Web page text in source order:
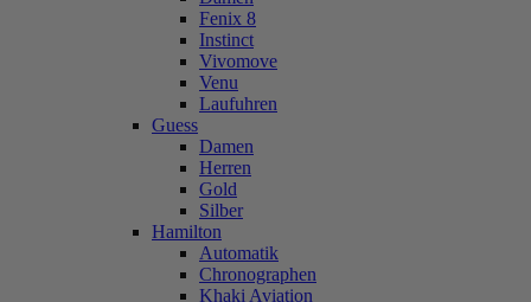
Fenix 8
Instinct
Vivomove
Venu
Laufuhren
Guess
Damen
Herren
Gold
Silber
Hamilton
Automatik
Chronographen
Khaki Aviation